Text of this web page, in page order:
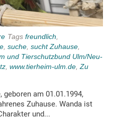
Tags freundlich
suche sucht Zuhause
und Tierschutzbund Ulm/Neu-
www.tierheim-ulm.de Zu
geboren am 01.01.1994,
Zuhause. Wanda ist
und...